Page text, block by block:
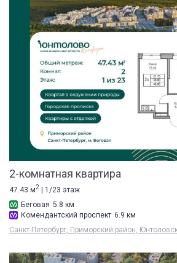
2-комнатная квартира
47.43 м2
| 1/23 этаж
Беговая 5.8 км
Комендантский проспект 6.9 км
Санкт-Петербург, Приморский район,